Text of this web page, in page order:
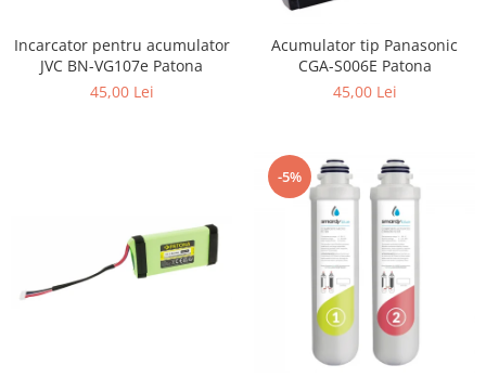
Incarcator pentru acumulator
JVC BN-VG107e Patona
45,00 Lei
Acumulator tip Panasonic
CGA-S006E Patona
45,00 Lei
-5%